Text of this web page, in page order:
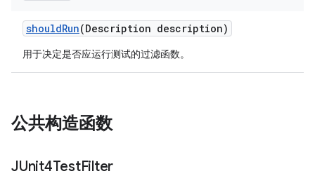
shouldRun(Description description)
用于决定是否应运行测试的过滤函数。
公共构造函数
JUnit4TestFilter